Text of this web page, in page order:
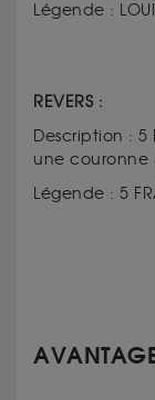
Légende :
REVERS :
Description : 5
une couronne
Légende : 5